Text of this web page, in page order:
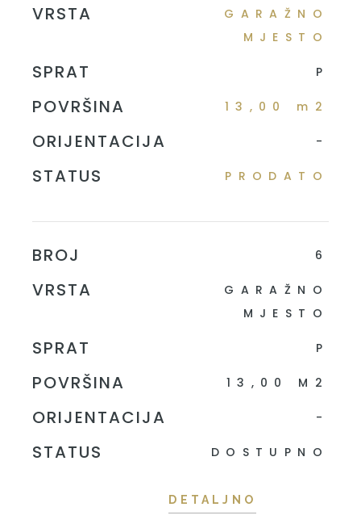
VRSTA
GARAŽNO
MJESTO
SPRAT P
POVRŠINA 13,00 m2
ORIJENTACIJA -
STATUS PRODATO
BROJ 6
VRSTA
GARAŽNO
MJESTO
SPRAT P
POVRŠINA 13,00 M2
ORIJENTACIJA -
STATUS DOSTUPNO
DETALJNO